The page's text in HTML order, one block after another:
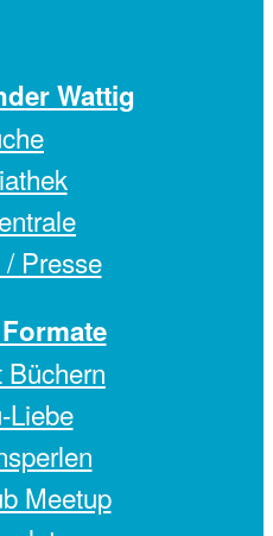
Wattig
Presse
Liebe
Meetup